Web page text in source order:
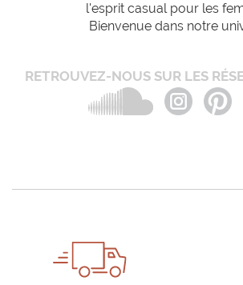
l'esprit casual pour les
Bienvenue dans notre
RETROUVEZ-NOUS SUR LES